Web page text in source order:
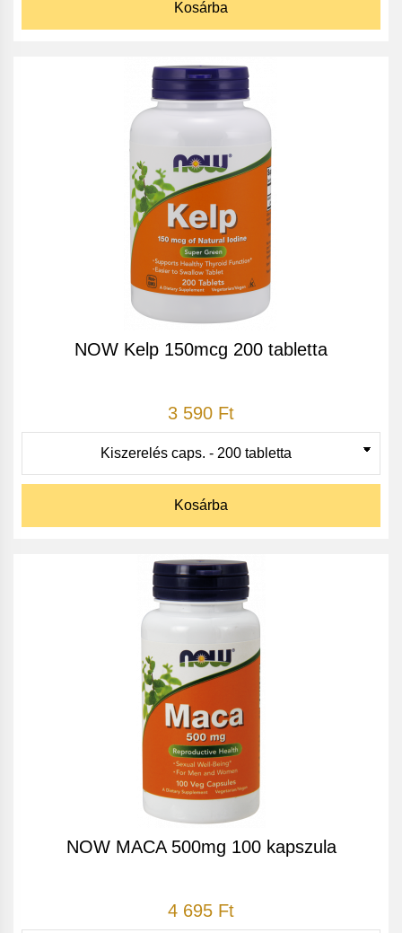
Kosárba
NOW Kelp 150mcg 200 tabletta
3 590 Ft
Kosárba
NOW MACA 500mg 100 kapszula
4 695 Ft